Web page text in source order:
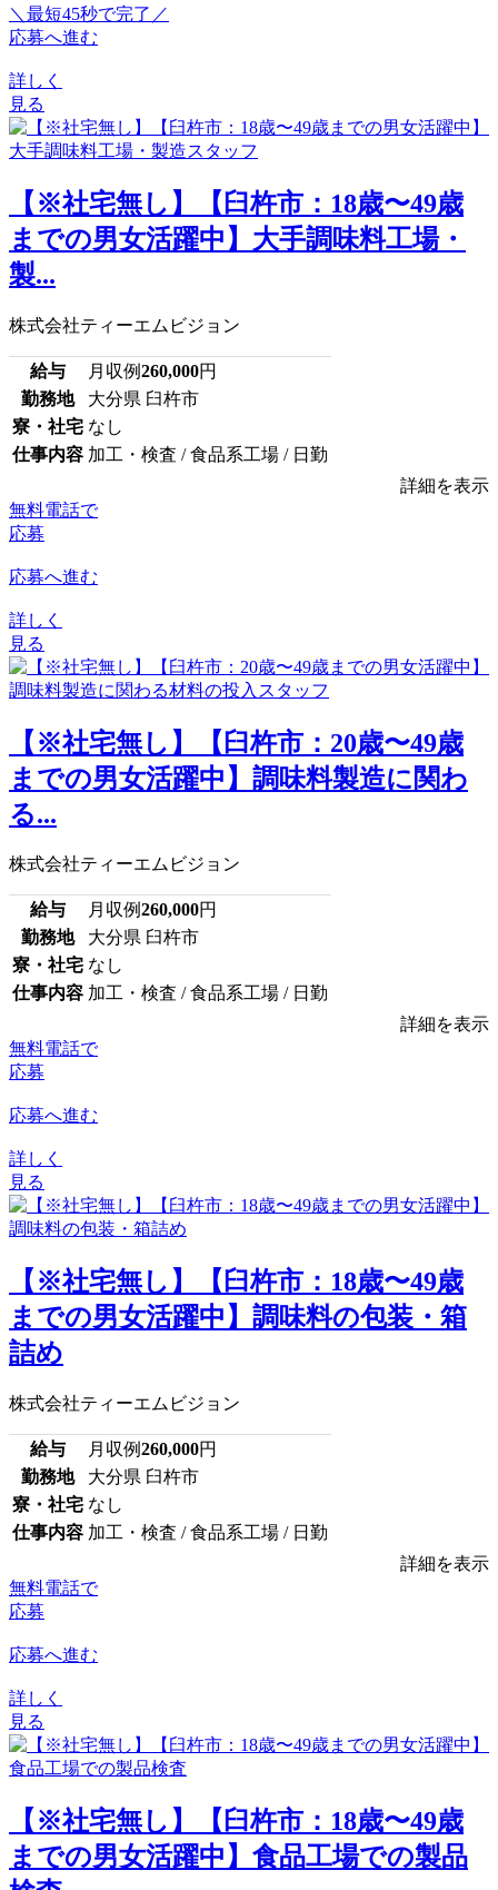
＼最短45秒で完了／
応募へ進む
詳しく
見る
【※社宅無し】【臼杵市：18歳〜49歳
までの男女活躍中】大手調味料工場・
製...
株式会社ティーエムビジョン
給与 月収例260,000円
勤務地
大分県 臼杵市
寮・社宅 なし
仕事内容 加工・検査 / 食品系工場 / 日勤
詳細を表示
無料電話で
応募
応募へ進む
詳しく
見る
【※社宅無し】【臼杵市：20歳〜49歳
までの男女活躍中】調味料製造に関わ
る...
株式会社ティーエムビジョン
給与 月収例260,000円
勤務地
大分県 臼杵市
寮・社宅 なし
仕事内容 加工・検査 / 食品系工場 / 日勤
詳細を表示
無料電話で
応募
応募へ進む
詳しく
見る
【※社宅無し】【臼杵市：18歳〜49歳
までの男女活躍中】調味料の包装・箱
詰め
株式会社ティーエムビジョン
給与 月収例260,000円
勤務地
大分県 臼杵市
寮・社宅 なし
仕事内容 加工・検査 / 食品系工場 / 日勤
詳細を表示
無料電話で
応募
応募へ進む
詳しく
見る
【※社宅無し】【臼杵市：18歳〜49歳
までの男女活躍中】食品工場での製品